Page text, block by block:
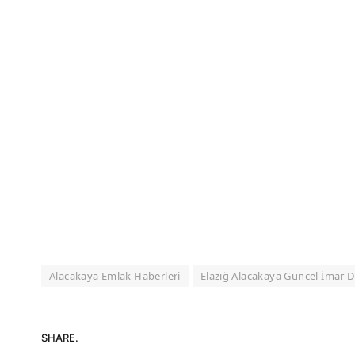
Alacakaya Emlak Haberleri Elazığ Alacakaya Güncel İmar
SHARE.